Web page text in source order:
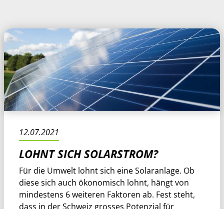
12.07.2021
LOHNT SICH SOLARSTROM?
Für die Umwelt lohnt sich eine Solaranlage. Ob
diese sich auch ökonomisch lohnt, hängt von
mindestens 6 weiteren Faktoren ab. Fest steht,
dass in der Schweiz grosses Potenzial für